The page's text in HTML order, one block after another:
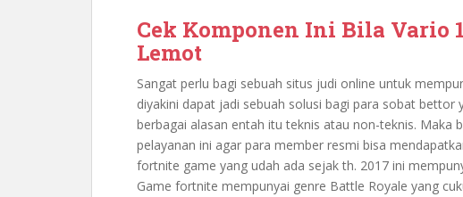
Cek Komponen Ini Bila Vario
Lemot
Sangat perlu bagi sebuah situs judi online untuk
diyakini dapat jadi sebuah solusi bagi para sobat bettor
berbagai alasan entah itu teknis atau non-teknis. Maka
pelayanan ini agar para member resmi bisa
fortnite game yang udah ada sejak th. 2017 ini
Game fortnite mempunyai genre Battle Royale yang